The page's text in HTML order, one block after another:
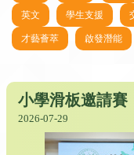
英文 學生支援
才藝薈萃 啟發潛能
小學滑板邀請賽
2026-07-29